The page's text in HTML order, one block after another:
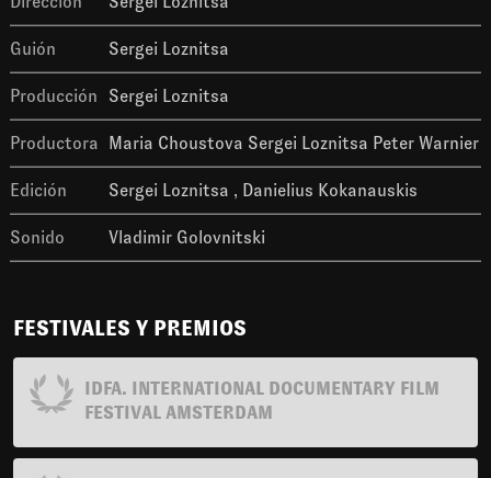
Guión Sergei Loznitsa
Producción Sergei Loznitsa
Productora Maria Choustova Sergei Loznitsa Peter Warnier
Edición Sergei Loznitsa Danielius Kokanauskis
Sonido Vladimir Golovnitski
FESTIVALES Y PREMIOS
IDFA. INTERNATIONAL DOCUMENTARY FILM
FESTIVAL AMSTERDAM